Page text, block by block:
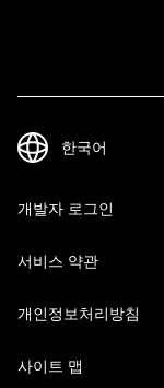
개발자 로그인
서비스 약관
개인정보처리방침
사이트 맵